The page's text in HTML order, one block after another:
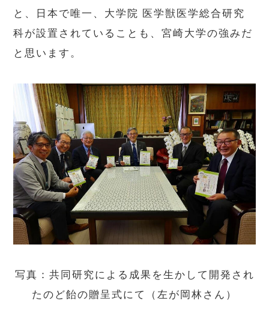
と、日本で唯一、大学院 医学獣医学総合研究
科が設置されていることも、宮崎大学の強みだ
と思います。
写真：共同研究による成果を生かして開発され
たのど飴の贈呈式にて（左が岡林さん）